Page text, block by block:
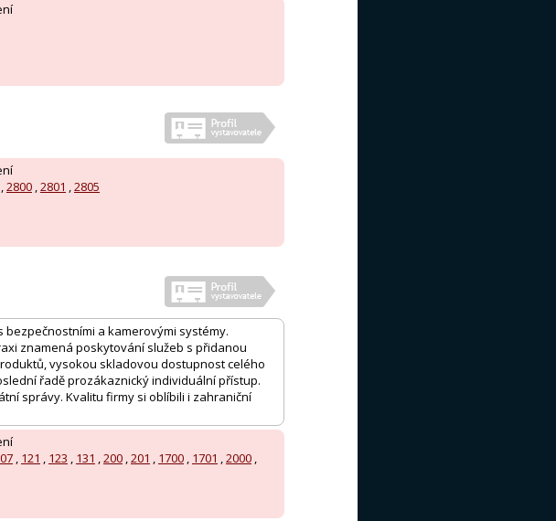
,2800 ,2801 ,2805
bezpečnostními a kamerovými systémy.
znamená poskytování služeb s přidanou
vysokou skladovou dostupnost celého
řadě prozákaznický individuální přístup.
správy. Kvalitu firmy si oblíbili i zahraniční
, 121 , 123 , 131 ,200 ,201 , 1700 , 1701 ,2000 ,